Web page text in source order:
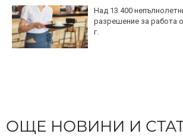
Над 13 400
разрешение за работа
г.
ОЩЕ НОВИНИ И